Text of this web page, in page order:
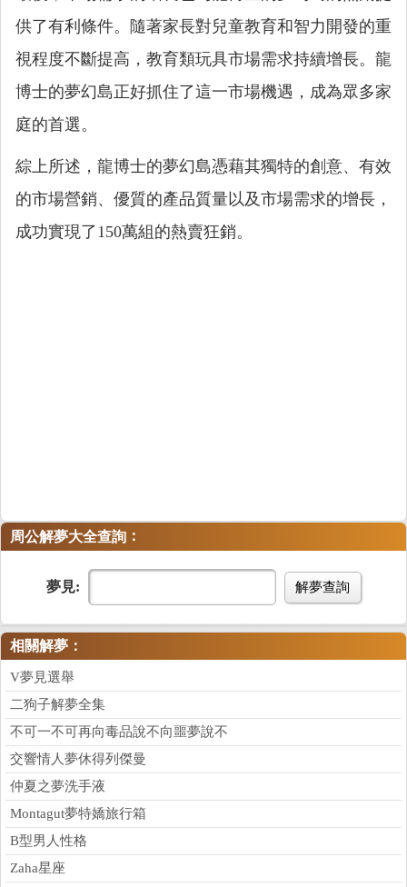
供了有利條件。隨著家長對兒童教育和智力開發的重
視程度不斷提高，教育類玩具市場需求持續增長。龍
博士的夢幻島正好抓住了這一市場機遇，成為眾多家
庭的首選。
綜上所述，龍博士的夢幻島憑藉其獨特的創意、有效
的市場營銷、優質的產品質量以及市場需求的增長，
成功實現了150萬組的熱賣狂銷。
周公解夢大全查詢 ：
夢見: 解夢查詢
相關解夢：
V夢見選舉
二狗子解夢全集
不可一不可再向毒品說不向噩夢說不
交響情人夢休得列傑曼
仲夏之夢洗手液
Montagut夢特嬌旅行箱
B型男人性格
Zaha星座